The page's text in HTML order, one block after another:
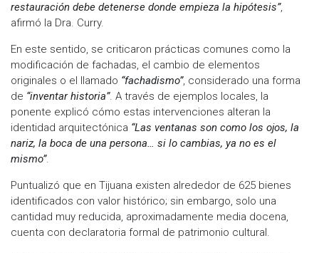
restauración debe detenerse donde empieza la hipótesis”,
afirmó la Dra. Curry.
En este sentido, se criticaron prácticas comunes como la
modificación de fachadas, el cambio de elementos
originales o el llamado “fachadismo”, considerado una forma
de “inventar historia”. A través de ejemplos locales, la
ponente explicó cómo estas intervenciones alteran la
identidad arquitectónica “Las ventanas son como los ojos, la
nariz, la boca de una persona… si lo cambias, ya no es el
mismo”.
Puntualizó que en Tijuana existen alrededor de 625 bienes
identificados con valor histórico; sin embargo, solo una
cantidad muy reducida, aproximadamente media docena,
cuenta con declaratoria formal de patrimonio cultural.